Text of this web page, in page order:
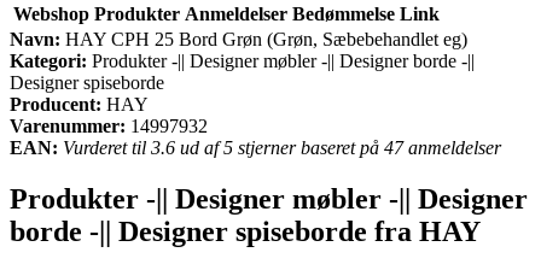
Webshop Produkter Anmeldelser Bedømmelse Link
Navn: HAY CPH 25 Bord Grøn (Grøn, Sæbebehandlet eg)
Kategori: Produkter -|| Designer møbler -|| Designer borde -||
Designer spiseborde
Producent: HAY
Varenummer: 14997932
EAN: Vurderet til 3.6 ud af 5 stjerner baseret på 47 anmeldelser
Produkter -|| Designer møbler -|| Designer
borde -|| Designer spiseborde fra HAY